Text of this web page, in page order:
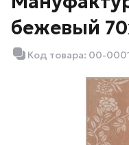
бежевый
Код товара: 00-